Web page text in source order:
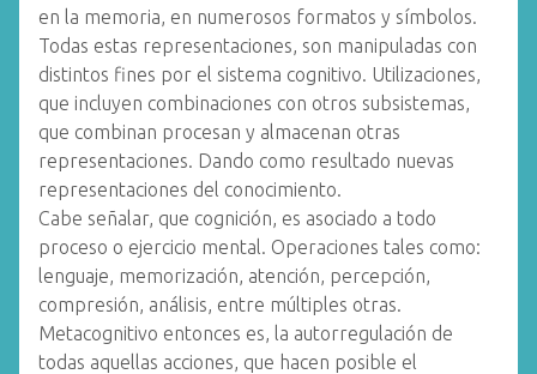
en la memoria, en numerosos formatos y símbolos.
Todas estas representaciones, son manipuladas con
distintos fines por el sistema cognitivo. Utilizaciones,
que incluyen combinaciones con otros subsistemas,
que combinan procesan y almacenan otras
representaciones. Dando como resultado nuevas
representaciones del conocimiento.
Cabe señalar, que cognición, es asociado a todo
proceso o ejercicio mental. Operaciones tales como:
lenguaje, memorización, atención, percepción,
compresión, análisis, entre múltiples otras.
Metacognitivo entonces es, la autorregulación de
todas aquellas acciones, que hacen posible el